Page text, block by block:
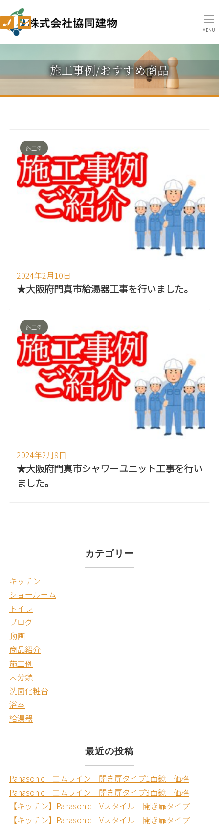
MENU
施工事例/おすすめ商品
施工例
2024年2月10日
★大阪府門真市給湯器工事を行いました。
施工例
2024年2月9日
★大阪府門真市シャワーユニット工事を行い
ました。
カテゴリー
キッチン
ショールーム
トイレ
ブログ
動画
商品紹介
施工例
未分類
洗面化粧台
浴室
給湯器
最近の投稿
Panasonic エムライン 開き扉タイプ1面鏡 価格
Panasonic エムライン 開き扉タイプ3面鏡 価格
【キッチン】Panasonic Vスタイル 開き扉タイプ
【キッチン】Panasonic Vスタイル 開き扉タイプ